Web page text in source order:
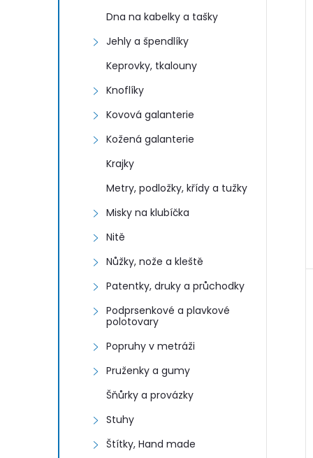
Dna na kabelky a tašky
Jehly a špendlíky
Keprovky, tkalouny
Knoflíky
Kovová galanterie
Kožená galanterie
Krajky
Metry, podložky, křídy a tužky
Misky na klubíčka
Nitě
Nůžky, nože a kleště
Patentky, druky a průchodky
Podprsenkové a plavkové
polotovary
Popruhy v metráži
Pruženky a gumy
Šňůrky a provázky
Stuhy
Štítky, Hand made